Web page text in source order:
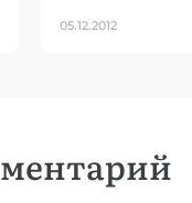
05.12.2012